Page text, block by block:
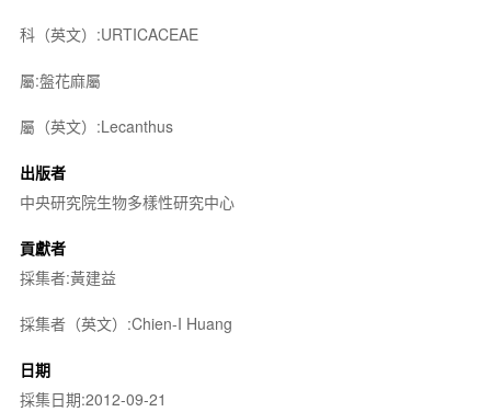
科（英文）:URTICACEAE
屬:盤花麻屬
屬（英文）:Lecanthus
出版者
中央研究院生物多樣性研究中心
貢獻者
採集者:黃建益
採集者（英文）:Chien-I Huang
日期
採集日期:2012-09-21